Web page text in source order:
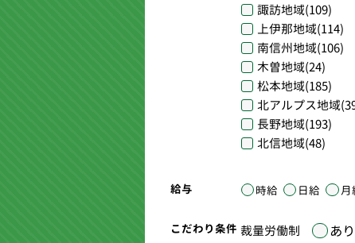
諏訪地域(109)
上伊那地域(114)
南信州地域(106)
木曽地域(24)
松本地域(185)
北アルプス地域
長野地域(193)
北信地域(48)
給与 時給 日給 月
こだわり条件 裁量労働制 あ